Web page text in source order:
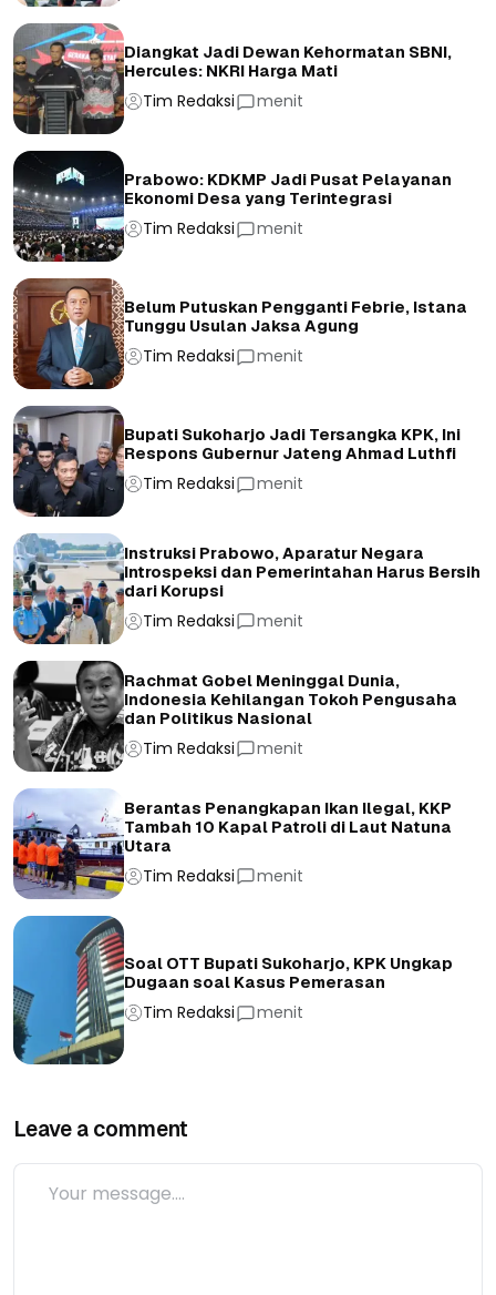
Diangkat Jadi Dewan Kehormatan SBNI,
Hercules: NKRI Harga Mati
Tim Redaksi menit
Prabowo: KDKMP Jadi Pusat Pelayanan
Ekonomi Desa yang Terintegrasi
Tim Redaksi menit
Belum Putuskan Pengganti Febrie, Istana
Tunggu Usulan Jaksa Agung
Tim Redaksi menit
Bupati Sukoharjo Jadi Tersangka KPK, Ini
Respons Gubernur Jateng Ahmad Luthfi
Tim Redaksi menit
Instruksi Prabowo, Aparatur Negara
Introspeksi dan Pemerintahan Harus Bersih
dari Korupsi
Tim Redaksi menit
Rachmat Gobel Meninggal Dunia,
Indonesia Kehilangan Tokoh Pengusaha
dan Politikus Nasional
Tim Redaksi menit
Berantas Penangkapan Ikan Ilegal, KKP
Tambah 10 Kapal Patroli di Laut Natuna
Utara
Tim Redaksi menit
Soal OTT Bupati Sukoharjo, KPK Ungkap
Dugaan soal Kasus Pemerasan
Tim Redaksi menit
Leave a comment